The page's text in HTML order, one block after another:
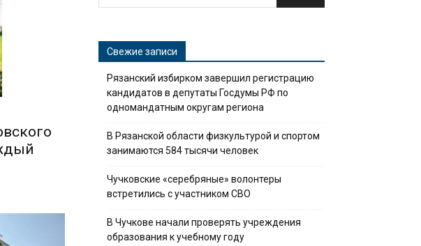
Свежие записи
Рязанский избирком завершил регистрацию
кандидатов в депутаты Госдумы РФ по
одномандатным округам региона
В Рязанской области физкультурой и спортом
занимаются 584 тысячи человек
Чучковские «серебряные» волонтеры
встретились с участником СВО
В Чучкове начали проверять учреждения
образования к учебному году